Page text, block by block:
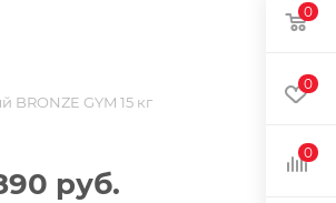
GYM 15 кг
руб.
0
0
0